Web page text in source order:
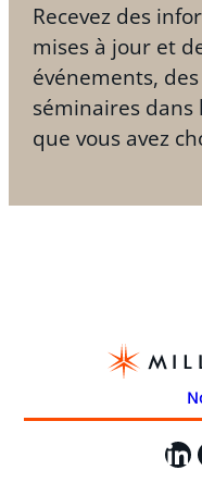
Recevez des
mises à jour et
événements,
séminaires
que vous avez